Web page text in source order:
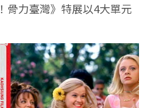
骨力臺灣》特展以4大單元